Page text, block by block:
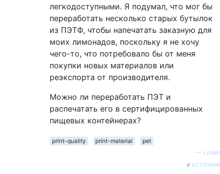
легкодоступными. Я подумал, что мог бы
переработать несколько старых бутылок
из ПЭТФ, чтобы напечатать заказную для
моих лимонадов, поскольку я не хочу
чего-то, что потребовало бы от меня
покупки новых материалов или
реэкспорта от производителя.
Можно ли переработать ПЭТ и
распечатать его в сертифицированных
пищевых контейнерах?
print-quality print-material
pet
— Linker
источник